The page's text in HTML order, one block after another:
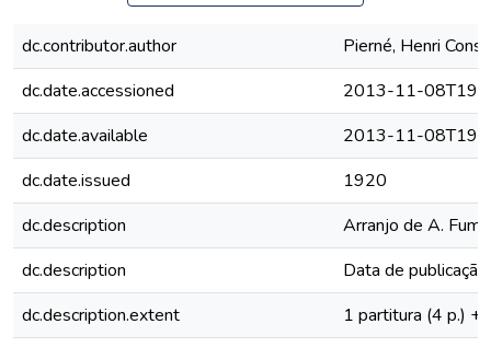
dc.contributor.author
Pierné, Henri
dc.date.accessioned
2013-11-
dc.date.available
2013-11-
dc.date.issued
1920
dc.description
Arranjo de A.
dc.description
Data de
dc.description.extent
1 partitura (4 p.) +